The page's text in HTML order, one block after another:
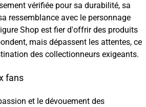
vérifiée pour sa durabilité, sa
ressemblance avec le personnage
Shop est fier d'offrir des produits
mais dépassent les attentes, ce
des collectionneurs exigeants.
fans
et le dévouement des